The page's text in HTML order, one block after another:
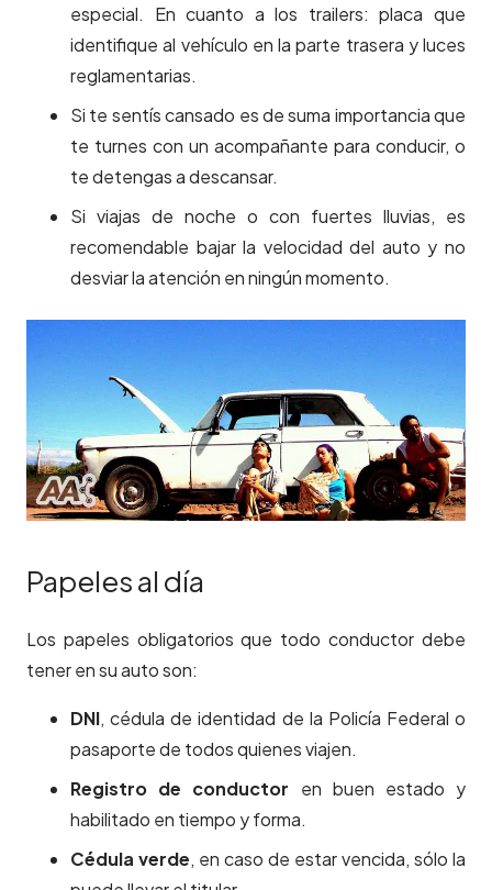
especial. En cuanto a los trailers: placa que
identifique al vehículo en la parte trasera y luces
reglamentarias.
Si te sentís cansado es de suma importancia que
te turnes con un acompañante para conducir, o
te detengas a descansar.
Si viajas de noche o con fuertes lluvias, es
recomendable bajar la velocidad del auto y no
desviar la atención en ningún momento.
Papeles al día
Los papeles obligatorios que todo conductor debe
tener en su auto son:
DNI, cédula de identidad de la Policía Federal o
pasaporte de todos quienes viajen.
Registro de conductor en buen estado y
habilitado en tiempo y forma.
Cédula verde, en caso de estar vencida, sólo la